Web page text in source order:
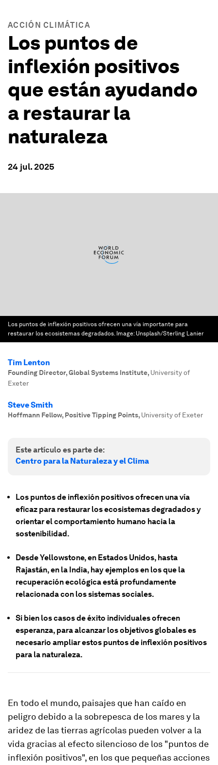
ACCIÓN CLIMÁTICA
Los puntos de
inflexión positivos
que están ayudando
a restaurar la
naturaleza
24 jul. 2025
Los puntos de inflexión positivos ofrecen una vía importante para
restaurar los ecosistemas degradados. Image: Unsplash/Sterling Lanier
Tim Lenton
Founding Director, Global Systems Institute, University of
Exeter
Steve Smith
Hoffmann Fellow, Positive Tipping Points, University of Exeter
Este artículo es parte de:
Centro para la Naturaleza y el Clima
Los puntos de inflexión positivos ofrecen una vía
eficaz para restaurar los ecosistemas degradados y
orientar el comportamiento humano hacia la
sostenibilidad.
Desde Yellowstone, en Estados Unidos, hasta
Rajastán, en la India, hay ejemplos en los que la
recuperación ecológica está profundamente
relacionada con los sistemas sociales.
Si bien los casos de éxito individuales ofrecen
esperanza, para alcanzar los objetivos globales es
necesario ampliar estos puntos de inflexión positivos
para la naturaleza.
En todo el mundo, paisajes que han caído en
peligro debido a la sobrepesca de los mares y la
aridez de las tierras agrícolas pueden volver a la
vida gracias al efecto silencioso de los "puntos de
inflexión positivos", en los que pequeñas acciones